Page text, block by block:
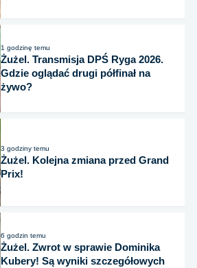
1 godzinę temu
Żużel. Transmisja DPŚ Ryga 2026.
Gdzie oglądać drugi półfinał na
żywo?
3 godziny temu
Żużel. Kolejna zmiana przed Grand
Prix!
6 godzin temu
Żużel. Zwrot w sprawie Dominika
Kubery! Są wyniki szczegółowych